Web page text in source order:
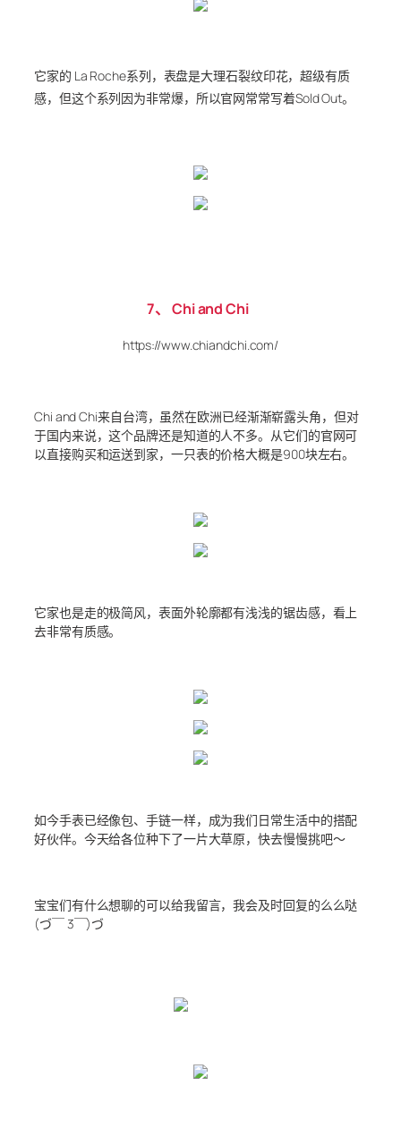
它家的 La Roche系列，表盘是大理石裂纹印花，超级有质
感，但这个系列因为非常爆，所以官网常常写着Sold Out。
7、 Chi and Chi
https://www.chiandchi.com/
Chi and Chi来自台湾，虽然在欧洲已经渐渐崭露头角，但对
于国内来说，这个品牌还是知道的人不多。从它们的官网可
以直接购买和运送到家，一只表的价格大概是900块左右。
它家也是走的极简风，表面外轮廓都有浅浅的锯齿感，看上
去非常有质感。
如今手表已经像包、手链一样，成为我们日常生活中的搭配
好伙伴。今天给各位种下了一片大草原，快去慢慢挑吧～
宝宝们有什么想聊的可以给我留言，我会及时回复的么么哒
(づ￣ 3￣)づ